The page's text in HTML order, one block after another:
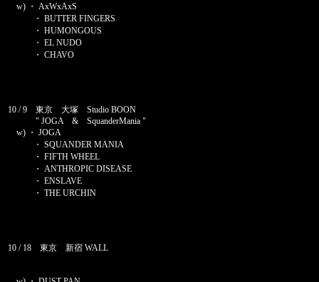
w) ・ AxWxAxS
・ BUTTER FINGERS
・ HUMONGOUS
・ EL NUDO
・ CHAVO
10 / 9 東京 大塚 Studio BOON
" JOGA & SquanderMania "
w) ・ JOGA
・ SQUANDER MANIA
・ FIFTH WHEEL
・ ANTHROPIC DISEASE
・ ENSLAVE
・ THE URCHIN
10 / 18 東京 新宿 WALL